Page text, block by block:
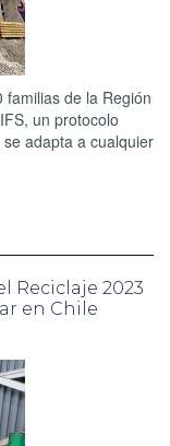
familias de la Región
un protocolo
adapta a cualquier
Reciclaje 2023
en Chile